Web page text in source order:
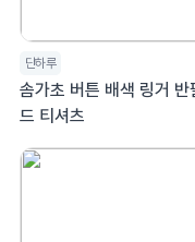
단하루
솜가초 버튼 배색 링거 반
드 티셔츠